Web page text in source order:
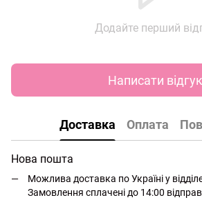
Додайте перший
Написати відгук
Доставка Оплата
Нова пошта
Можлива доставка по Україні у
Замовлення сплачені до 14:00